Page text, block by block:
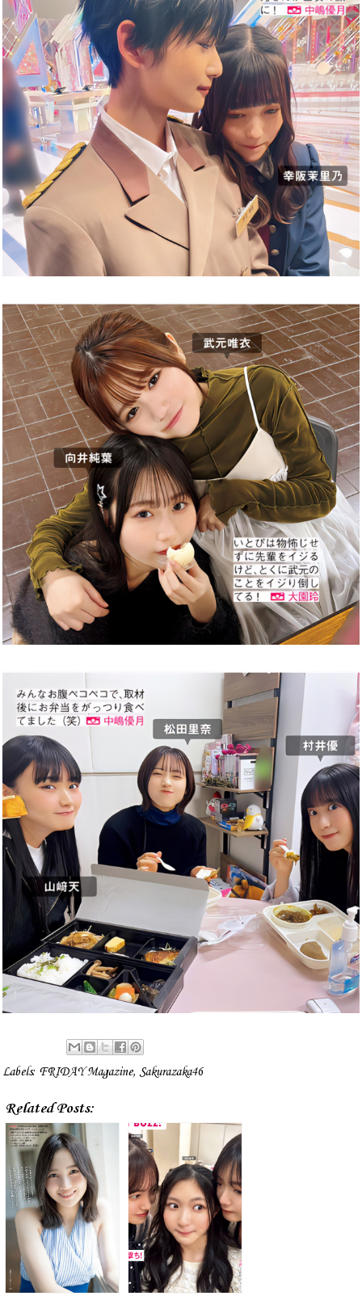
Labels: FRIDAY Magazine, Sakurazaka46
Related Posts: